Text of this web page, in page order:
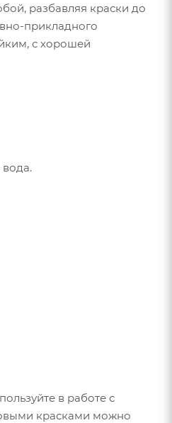
разбавляя краски до
прикладного
с хорошей
вода.
в работе с
красками можно